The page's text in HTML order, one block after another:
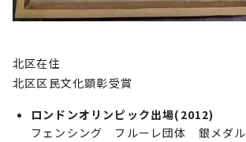
北区在住
北区区民文化顕彰受賞
ロンドンオリンピック出場(2012)
フェンシング フルーレ団体 銀メダル